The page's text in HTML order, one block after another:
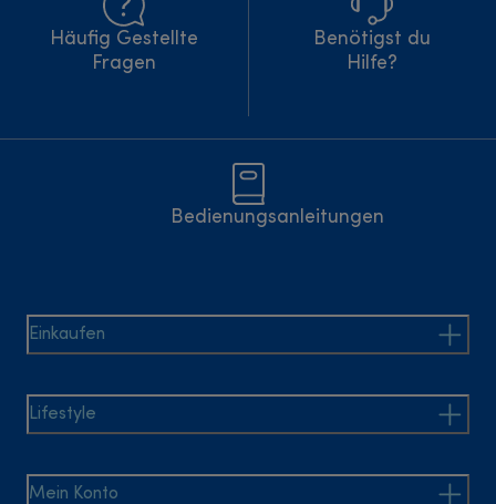
Häufig Gestellte
Fragen
Benötigst du
Hilfe?
Bedienungsanleitungen
Einkaufen
Lifestyle
Mein Konto